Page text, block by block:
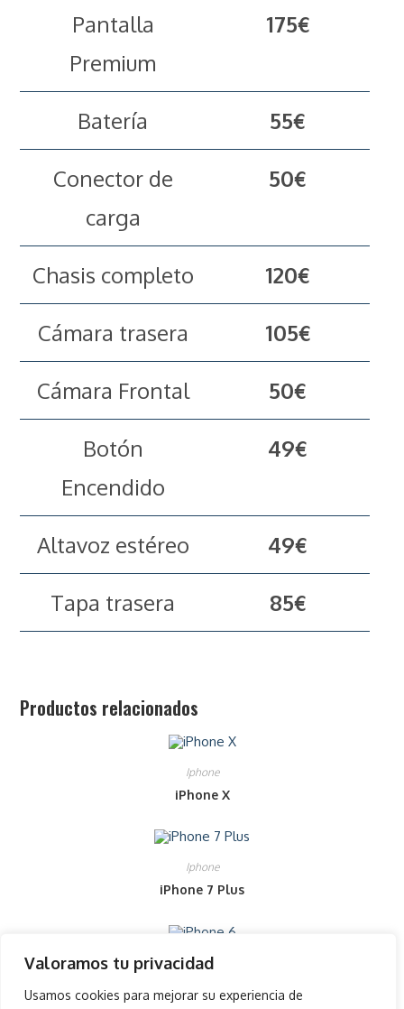
Valoramos tu privacidad
Usamos cookies para mejorar su experiencia de
Pantalla
Premium
175€
Batería 55€
Conector de
carga
50€
Chasis completo 120€
Cámara trasera 105€
Cámara Frontal 50€
Botón
Encendido
49€
Altavoz estéreo 49€
Tapa trasera 85€
Productos relacionados
Iphone
iPhone X
Iphone
iPhone 7 Plus
Iphone